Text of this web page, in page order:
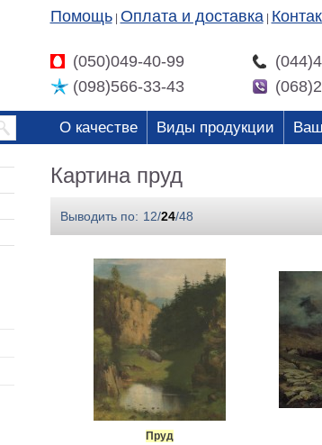
Помощь Оплата и доставка
(050)049-40-99
(098)566-33-43
О качестве Виды продукции
Картина пруд
Выводить по: 12/24/48
Пруд